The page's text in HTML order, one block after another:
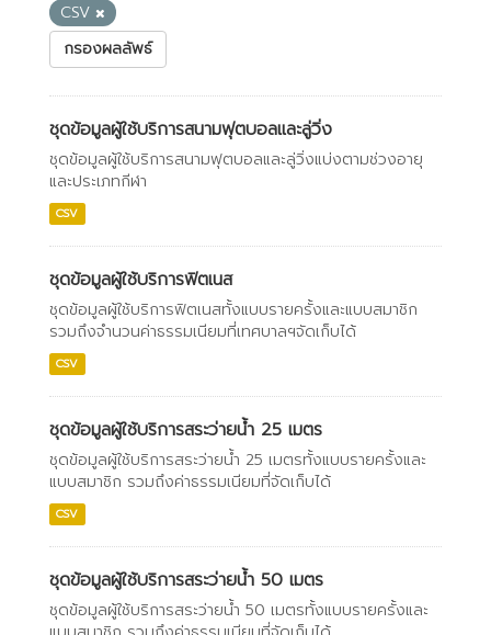
CSV
กรองผลลัพธ์
ชุดข้อมูลผู้ใช้บริการสนามฟุตบอลและลู่วิ่ง
ชุดข้อมูลผู้ใช้บริการสนามฟุตบอลและลู่วิ่งแบ่งตามช่วงอายุ
และประเภทกีฬา
CSV
ชุดข้อมูลผู้ใช้บริการฟิตเนส
ชุดข้อมูลผู้ใช้บริการฟิตเนสทั้งแบบรายครั้งและแบบสมาชิก
รวมถึงจำนวนค่าธรรมเนียมที่เทศบาลฯจัดเก็บได้
CSV
ชุดข้อมูลผู้ใช้บริการสระว่ายน้ำ 25 เมตร
ชุดข้อมูลผู้ใช้บริการสระว่ายน้ำ 25 เมตรทั้งแบบรายครั้งและ
แบบสมาชิก รวมถึงค่าธรรมเนียมที่จัดเก็บได้
CSV
ชุดข้อมูลผู้ใช้บริการสระว่ายน้ำ 50 เมตร
ชุดข้อมูลผู้ใช้บริการสระว่ายน้ำ 50 เมตรทั้งแบบรายครั้งและ